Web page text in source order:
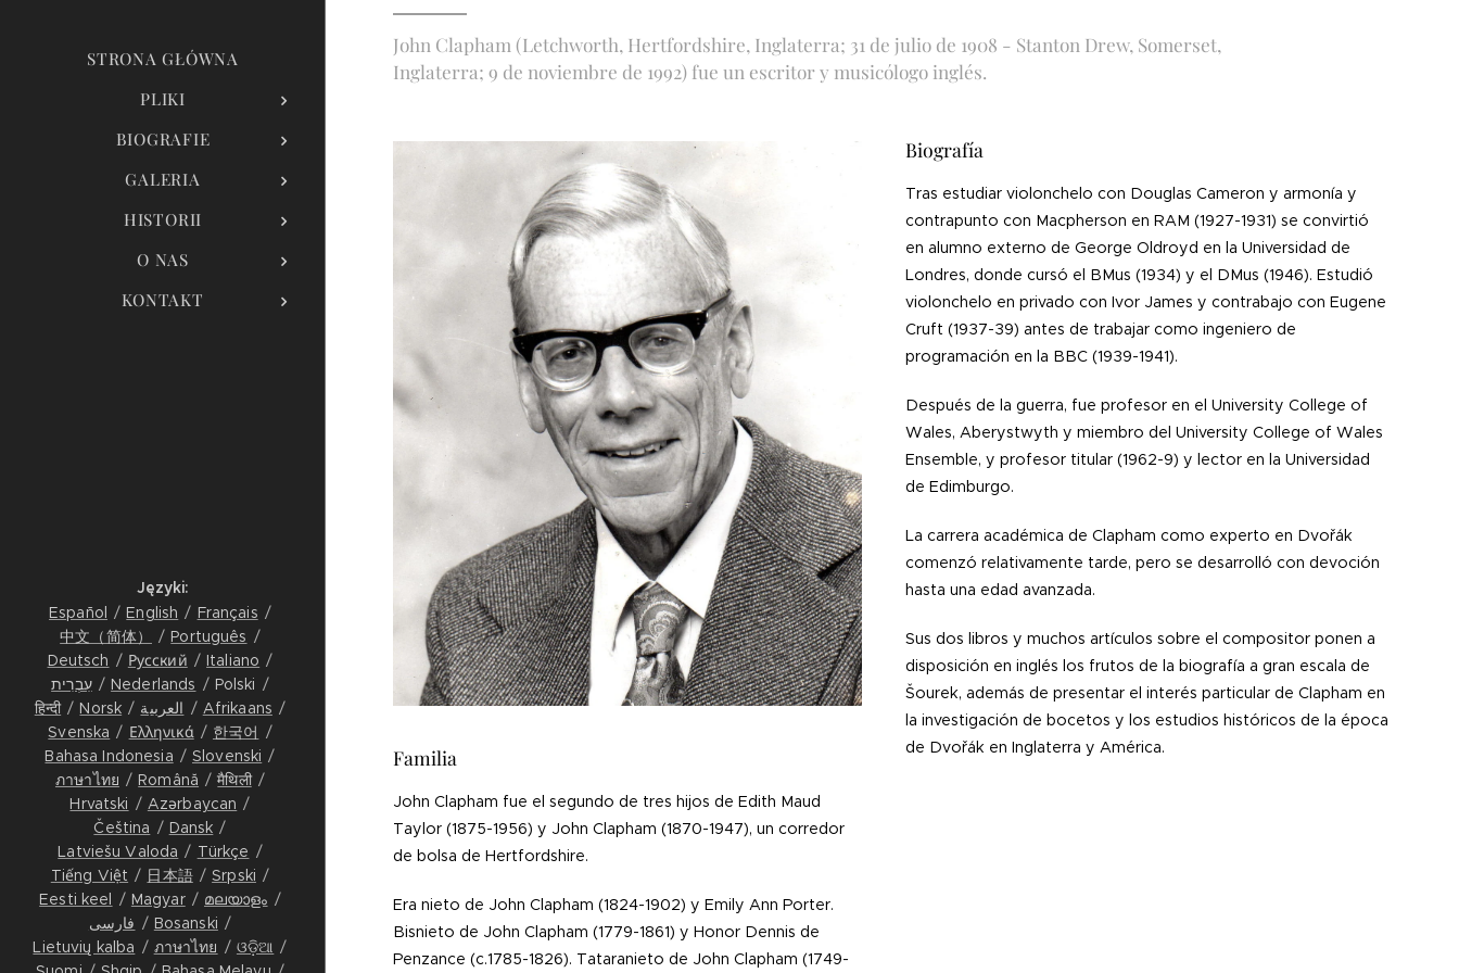
STRONA GŁÓWNA
PLIKI
BIOGRAFIE
GALERIA
HISTORII
O NAS
KONTAKT
John Clapham (Letchworth, Hertfordshire, Inglaterra; 31 de julio de 1908 - Stanton Drew, Somerset,
Inglaterra; 9 de noviembre de 1992) fue un escritor y musicólogo inglés.
Familia
John Clapham fue el segundo de tres hijos de Edith Maud
Taylor (1875-1956) y John Clapham (1870-1947), un corredor
de bolsa de Hertfordshire.
Era nieto de John Clapham (1824-1902) y Emily Ann Porter.
Bisnieto de John Clapham (1779-1861) y Honor Dennis de
Penzance (c.1785-1826). Tataranieto de John Clapham (1749-
Biografía
Tras estudiar violonchelo con Douglas Cameron y armonía y
contrapunto con Macpherson en RAM (1927-1931) se convirtió
en alumno externo de George Oldroyd en la Universidad de
Londres, donde cursó el BMus (1934) y el DMus (1946). Estudió
violonchelo en privado con Ivor James y contrabajo con Eugene
Cruft (1937-39) antes de trabajar como ingeniero de
programación en la BBC (1939-1941).
Después de la guerra, fue profesor en el University College of
Wales, Aberystwyth y miembro del University College of Wales
Ensemble, y profesor titular (1962-9) y lector en la Universidad
de Edimburgo.
La carrera académica de Clapham como experto en Dvořák
comenzó relativamente tarde, pero se desarrolló con devoción
hasta una edad avanzada.
Sus dos libros y muchos artículos sobre el compositor ponen a
disposición en inglés los frutos de la biografía a gran escala de
Šourek, además de presentar el interés particular de Clapham en
la investigación de bocetos y los estudios históricos de la época
de Dvořák en Inglaterra y América.
Języki
Español
English
Français
中文（简体）
Português
Deutsch
Русский
Italiano
עִבְרִית
Nederlands
Polski
हिन्दी
Norsk العربية
Afrikaans
Svenska
Ελληνικά
한국어
Bahasa Indonesia
Slovenski
ภาษาไทย
Română
मैथिली
Hrvatski
Azərbaycan
Čeština
Dansk
Latviešu Valoda
Türkçe
Tiếng Việt
日本語
Srpski
Eesti keel
Magyar
മലയാളം
فارسی
Bosanski
Lietuvių kalba
ภาษาไทย
ଓଡ଼ିଆ